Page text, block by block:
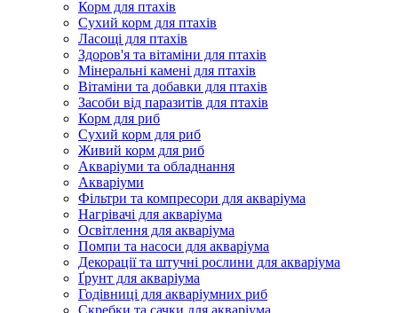
Корм для птахів
Сухий корм для птахів
Ласощі для птахів
Здоров'я та вітаміни для птахів
Мінеральні камені для птахів
Вітаміни та добавки для птахів
Засоби від паразитів для птахів
Корм для риб
Сухий корм для риб
Живий корм для риб
Акваріуми та обладнання
Акваріуми
Фільтри та компресори для акваріума
Нагрівачі для акваріума
Освітлення для акваріума
Помпи та насоси для акваріума
Декорації та штучні рослини для акваріума
Ґрунт для акваріума
Годівниці для акваріумних риб
Скребки та сачки для акваріума